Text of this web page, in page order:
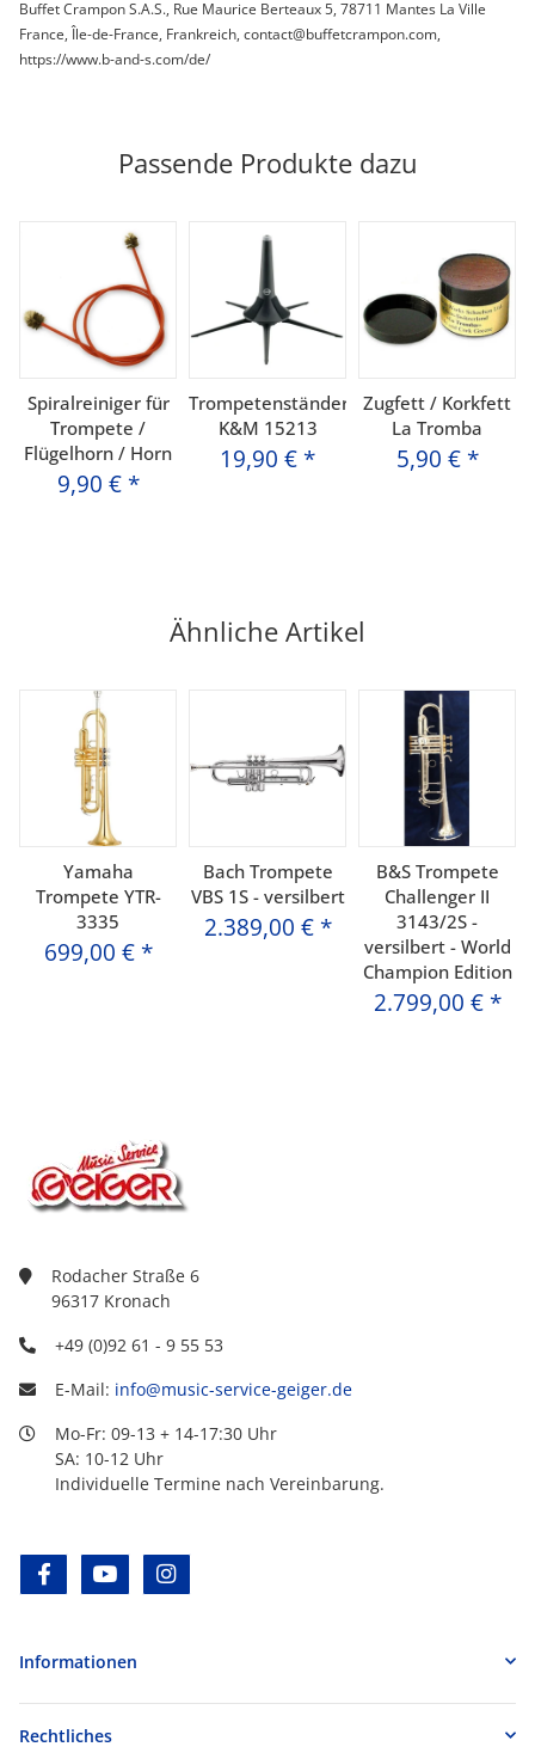
Buffet Crampon S.A.S., Rue Maurice Berteaux 5, 78711 Mantes La Ville
France, Île-de-France, Frankreich, contact@buffetcrampon.com,
https://www.b-and-s.com/de/
Passende Produkte dazu
Spiralreiniger für
Trompete /
Flügelhorn / Horn
9,90 € *
Trompetenständer
K&M 15213
19,90 € *
Zugfett / Korkfett
La Tromba
5,90 € *
Ähnliche Artikel
Yamaha
Trompete YTR-
3335
699,00 € *
Bach Trompete
VBS 1S - versilbert
2.389,00 € *
B&S Trompete
Challenger II
3143/2S -
versilbert - World
Champion Edition
2.799,00 € *
Rodacher Straße 6
96317 Kronach
+49 (0)92 61 - 9 55 53
E-Mail: info@music-service-geiger.de
Mo-Fr: 09-13 + 14-17:30 Uhr
SA: 10-12 Uhr
Individuelle Termine nach Vereinbarung.
facebookyoutube
Informationen
Rechtliches